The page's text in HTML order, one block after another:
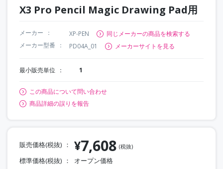
X3 Pro Pencil Magic Drawing Pad用
メーカー XP-PEN
同じメーカーの商品を検索する
メーカー型番
PD04A_01 メーカーサイトを見る
最小販売単位 1
この商品について問い合わせ
商品詳細の誤りを報告
販売価格(税抜) ¥7,608 (税抜)
標準価格(税抜) オープン価格